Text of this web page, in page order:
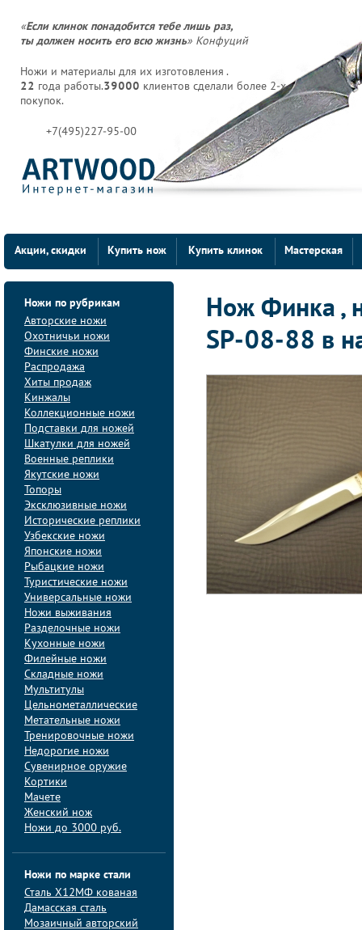
«Если клинок понадобится тебе лишь раз,
ты должен носить его всю жизнь» Конфуций
Ножи и материалы для их изготовления .
22 года работы.39000 клиентов сделали более 2-х
покупок.
+7(495)227-95-00
Акции, скидки Купить нож Купить клинок Мастерская
Ножи по рубрикам
Авторские ножи
Охотничьи ножи
Финские ножи
Распродажа
Хиты продаж
Кинжалы
Коллекционные ножи
Подставки для ножей
Шкатулки для ножей
Военные реплики
Якутские ножи
Топоры
Эксклюзивные ножи
Исторические реплики
Узбекские ножи
Японские ножи
Рыбацкие ножи
Туристические ножи
Универсальные ножи
Ножи выживания
Разделочные ножи
Кухонные ножи
Филейные ножи
Складные ножи
Мультитулы
Цельнометаллические
Метательные ножи
Тренировочные ножи
Недорогие ножи
Сувенирное оружие
Кортики
Мачете
Женский нож
Ножи до 3000 руб.
Ножи по марке стали
Сталь Х12МФ кованая
Дамасская сталь
Мозаичный авторский
Нож Финка ,
SP-08-88 в